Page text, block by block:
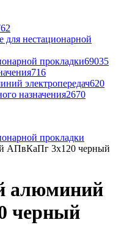
для нестационарной
прокладки69035
716
электропередач620
назначения2670
прокладки
АПвКаПг 3x120 черный
алюминий
черный